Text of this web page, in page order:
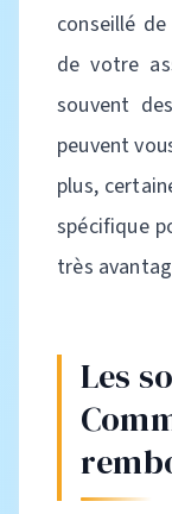
conseillé
de votre
souvent
peuvent
plus,
spécifique
très
Les